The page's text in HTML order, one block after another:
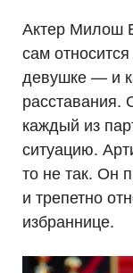
Актер Милош
сам
девушке — и
расставания.
каждый из
ситуацию.
то не так. Он
и трепетно
избраннице.